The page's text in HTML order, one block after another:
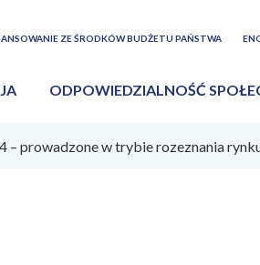
ZE ŚRODKÓW BUDŻETU PAŃSTWA
ODPOWIEDZIALNOŚĆ
prowadzone w trybie rozeznania